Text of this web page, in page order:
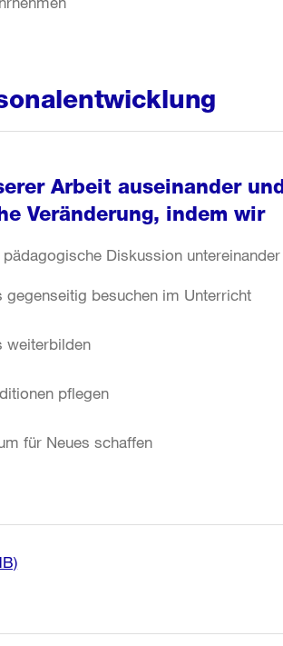
Arbeit auseinander
Veränderung, indem wir
Diskussion
gegenseitig besuchen im Unterricht
weiterbilden
pflegen
für Neues schaffen